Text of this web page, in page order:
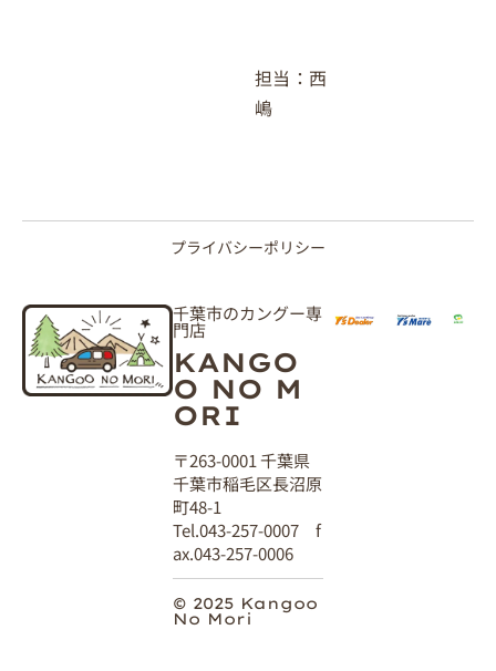
担当：西
嶋
プライバシーポリシー
千葉市のカングー専
門店
KANGO
O NO M
ORI
〒263-0001 千葉県
千葉市稲毛区長沼原
町48-1
Tel.043-257-0007 f
ax.043-257-0006
© 2025 Kangoo
No Mori